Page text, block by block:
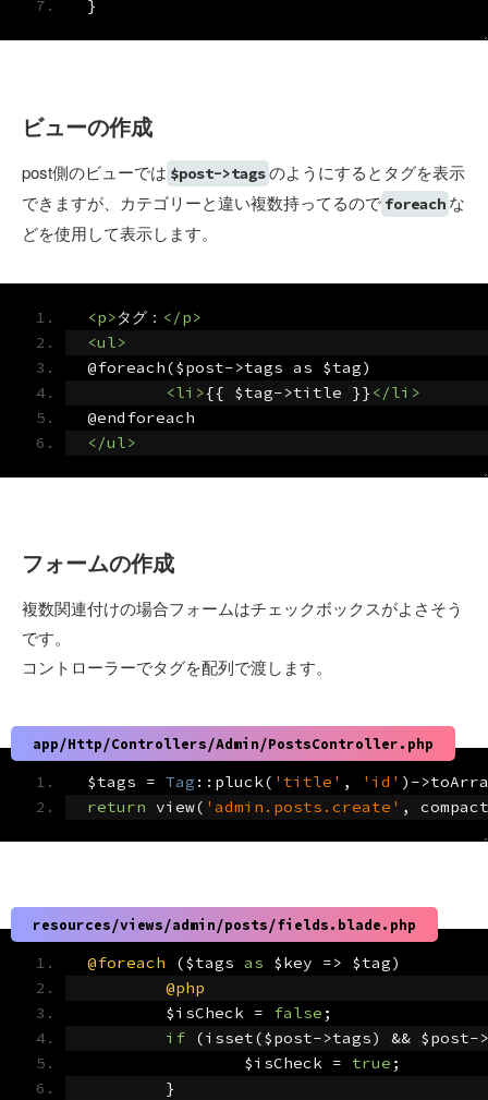
}
ビューの作成
post側のビューでは $post->tagsのようにするとタグを表示
できますが、カテゴリーと違い複数持ってるので foreach な
どを使用して表示します。
<p>タグ： </p>
<ul>
@foreach($post->tags as $tag)
<li>{{ $tag->title }} </li>
@endforeach
</ul>
フォームの作成
複数関連付けの場合フォームはチェックボックスがよさそう
です。
コントローラーでタグを配列で渡します。
app/Http/Controllers/Admin/PostsController.php
$tags = Tag :: pluck( 'title' , 'id' )->
return view( 'admin.posts.create' , compact
resources/views/admin/posts/fields.blade.php
@foreach ($tags as $key => $tag)
@php
	$isCheck
= false ;
if
(isset($post->tags) && $post->
		$isCheck
= true ;
}